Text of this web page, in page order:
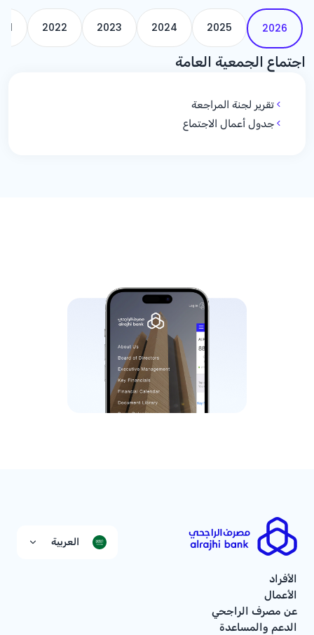
2026
2025
2024
2023
2022
اجتماع الجمعية العامة
تقرير لجنة المراجعة
جدول أعمال الاجتماع
العربية
الأفراد
الأعمال
عن مصرف الراجحي
الدعم والمساعدة